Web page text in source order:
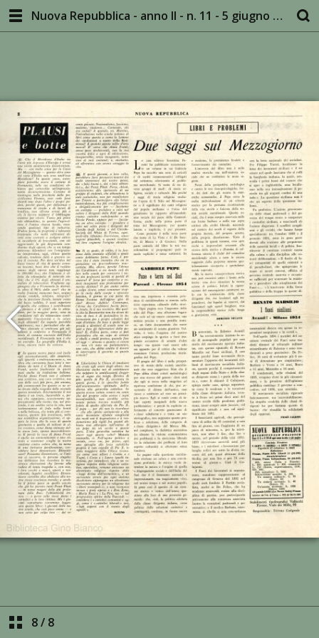
Nuova Repubblica - anno II - n. 11 - 5 giugno 1954
8/ 8